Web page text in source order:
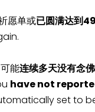
愿单或已圆满达到
可能连续多天没有念
have not
set to